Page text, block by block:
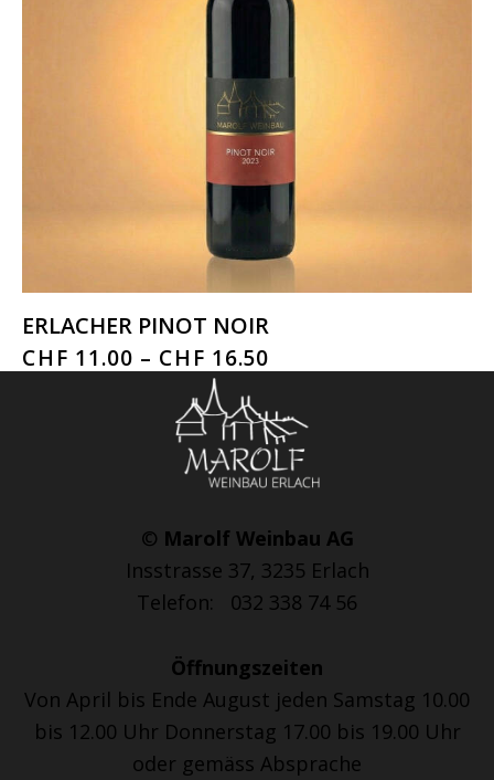
ERLACHER PINOT NOIR
CHF 11.00 – CHF 16.50
© Marolf Weinbau AG
Insstrasse 37, 3235 Erlach
Telefon: 032 338 74 56
Öffnungszeiten
Von April bis Ende August jeden Samstag 10.00
bis 12.00 Uhr Donnerstag 17.00 bis 19.00 Uhr
oder gemäss Absprache